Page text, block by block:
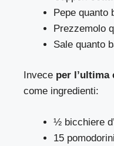
Pepe quanto
Prezzemolo
Sale quanto
Invece per l’ultima
come ingredienti:
½ bicchiere
15 pomodorini